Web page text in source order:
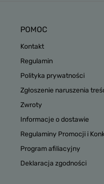
POMOC
Kontakt
Regulamin
Polityka prywatności
Zgłoszenie naruszenia
Zwroty
Informacje o dostawie
Regulaminy Promocji i
Program afiliacyjny
Deklaracja zgodności